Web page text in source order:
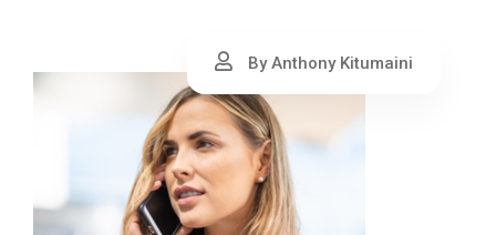
By Anthony Kitumaini